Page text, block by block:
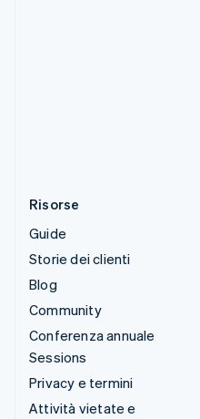
Risorse
Guide
Storie dei clienti
Blog
Community
Conferenza annuale
Sessions
Privacy e termini
Attività vietate e